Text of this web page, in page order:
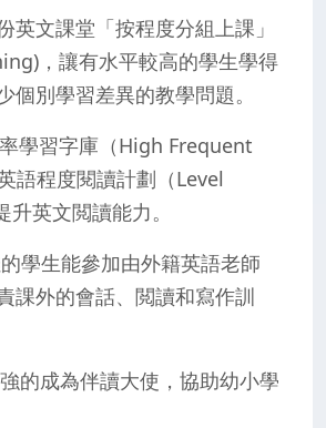
文課堂「按程度分組上課」
，讓有水平較高的學生學得
個別學習差異的教學問題。
學習字庫（High Frequent
語程度閱讀計劃（Level
英文閲讀能力。
學生能參加由外籍英語老師
課外的會話、閲讀和寫作訓
的成為伴讀大使，協助幼小學